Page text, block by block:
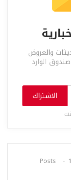
والعروض
الوارد
الاشتراك